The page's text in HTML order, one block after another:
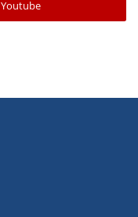
Youtube